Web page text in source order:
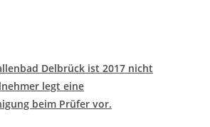
Delbrück ist 2017 nicht
legt eine
beim Prüfer vor.